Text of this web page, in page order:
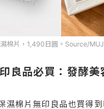
棉片，1,490日圓。Source/
良品必買：發酵美
濕棉片無印良品也買得